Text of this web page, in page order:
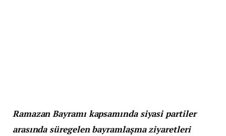
Ramazan Bayramı kapsamında siyasi partiler
arasında süregelen bayramlaşma ziyaretleri